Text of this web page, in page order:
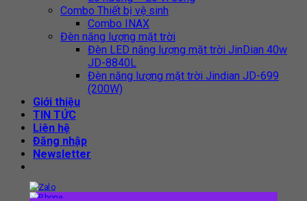
Combo Thiết bị vệ sinh
Combo INAX
Đèn năng lượng mặt trời
Đèn LED năng lượng mặt trời JinDian 40w
JD-8840L
Đèn năng lượng mặt trời Jindian JD-699
(200W)
Giới thiệu
TIN TỨC
Liên hệ
Đăng nhập
Newsletter